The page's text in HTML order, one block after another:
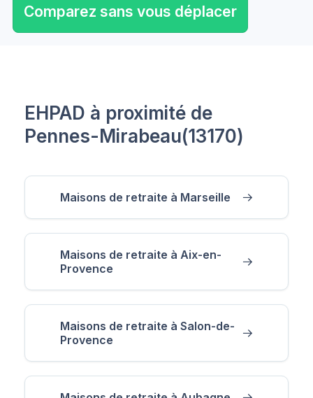
Comparez sans vous déplacer
EHPAD à proximité de
Pennes-Mirabeau(13170)
Maisons de retraite à Marseille
Maisons de retraite à Aix-en-
Provence
Maisons de retraite à Salon-de-
Provence